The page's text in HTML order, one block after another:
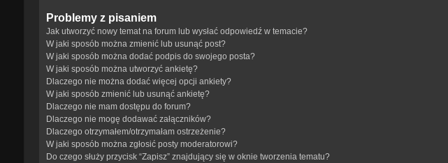
Problemy z pisaniem
Jak utworzyć nowy temat na forum lub wysłać odpowiedź w temacie?
W jaki sposób można zmienić lub usunąć post?
W jaki sposób można dodać podpis do swojego posta?
W jaki sposób można utworzyć ankietę?
Dlaczego nie można dodać więcej opcji ankiety?
W jaki sposób zmienić lub usunąć ankietę?
Dlaczego nie mam dostępu do forum?
Dlaczego nie mogę dodawać załączników?
Dlaczego otrzymałem/otrzymałam ostrzeżenie?
W jaki sposób można zgłosić posty moderatorowi?
Do czego służy przycisk “Zapisz” znajdujący się w oknie tworzenia tematu?